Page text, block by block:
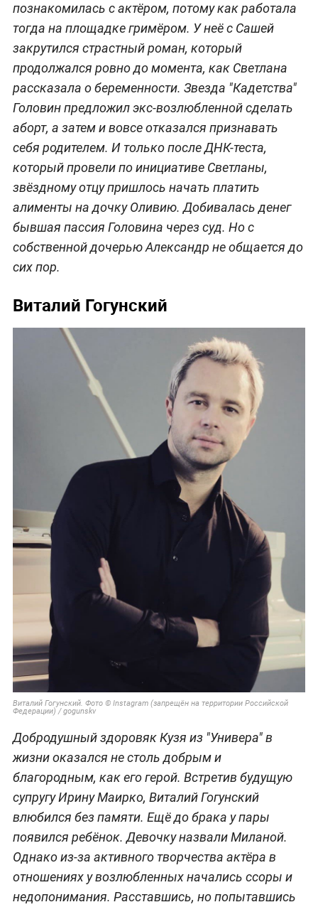
познакомилась с актёром, потому как работала
тогда на площадке гримёром. У неё с Сашей
закрутился страстный роман, который
продолжался ровно до момента, как Светлана
рассказала о беременности. Звезда "Кадетства"
Головин предложил экс-возлюбленной сделать
аборт, а затем и вовсе отказался признавать
себя родителем. И только после ДНК-теста,
который провели по инициативе Светланы,
звёздному отцу пришлось начать платить
алименты на дочку Оливию. Добивалась денег
бывшая пассия Головина через суд. Но с
собственной дочерью Александр не общается до
сих пор.
Виталий Гогунский
Виталий Гогунский. Фото © Instagram (запрещён на территории Российской
Федерации) / gogunskv
Добродушный здоровяк Кузя из "Универа" в
жизни оказался не столь добрым и
благородным, как его герой. Встретив будущую
супругу Ирину Маирко, Виталий Гогунский
влюбился без памяти. Ещё до брака у пары
появился ребёнок. Девочку назвали Миланой.
Однако из-за активного творчества актёра в
отношениях у возлюбленных начались ссоры и
недопонимания. Расставшись, но попытавшись